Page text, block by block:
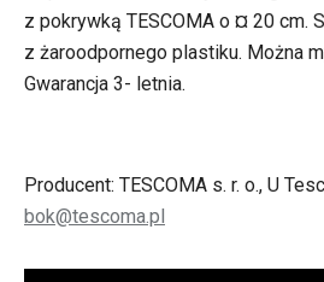
z pokrywką TESCOMA o ¤ 20 cm.
z żaroodpornego plastiku. Można
Gwarancja 3- letnia.
Producent: TESCOMA s. r. o., U
bok@tescoma.pl